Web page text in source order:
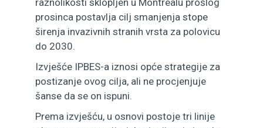
prosinca postavlja cilj smanjenja stope
širenja invazivnih stranih vrsta za polovicu
do 2030.
Izvješće IPBES-a iznosi opće strategije za
postizanje ovog cilja, ali ne procjenjuje
šanse da se on ispuni.
Prema izvješću, u osnovi postoje tri linije